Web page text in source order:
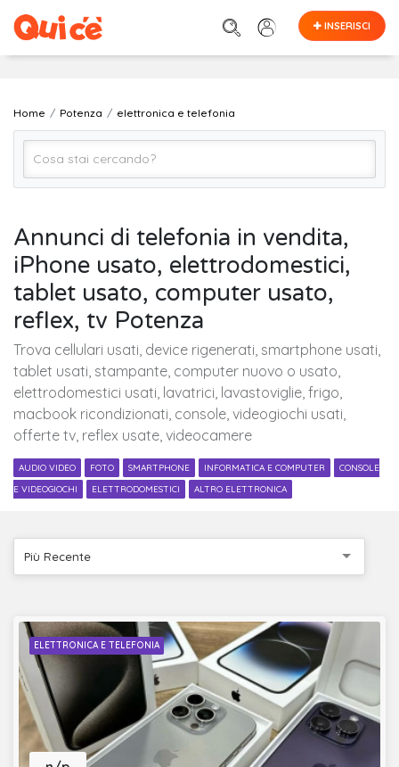
INSERISCI
Home Potenza elettronica e telefonia
Potenza
Cerca
Annunci di telefonia in vendita,
iPhone usato, elettrodomestici,
tablet usato, computer usato,
reflex, tv Potenza
Trova cellulari usati, device rigenerati, smartphone usati,
tablet usati, stampante, computer nuovo o usato,
elettrodomestici usati, lavatrici, lavastoviglie, frigo,
macbook ricondizionati, console, videogiochi usati,
offerte tv, reflex usate, videocamere
AUDIO VIDEO FOTO SMARTPHONE INFORMATICA E COMPUTER
CONSOLE
E VIDEOGIOCHI
ELETTRODOMESTICI ALTRO ELETTRONICA
Più Recente
ELETTRONICA E TELEFONIA